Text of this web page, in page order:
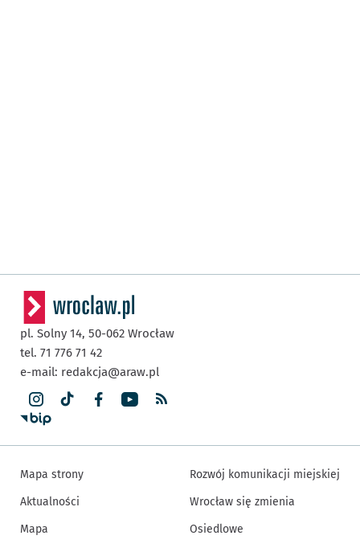
pl. Solny 14, 50-062 Wrocław
tel. 71 776 71 42
e-mail: redakcja@araw.pl
Mapa strony
Aktualności
Mapa
Rozwój komunikacji miejskiej
Wrocław się zmienia
Osiedlowe